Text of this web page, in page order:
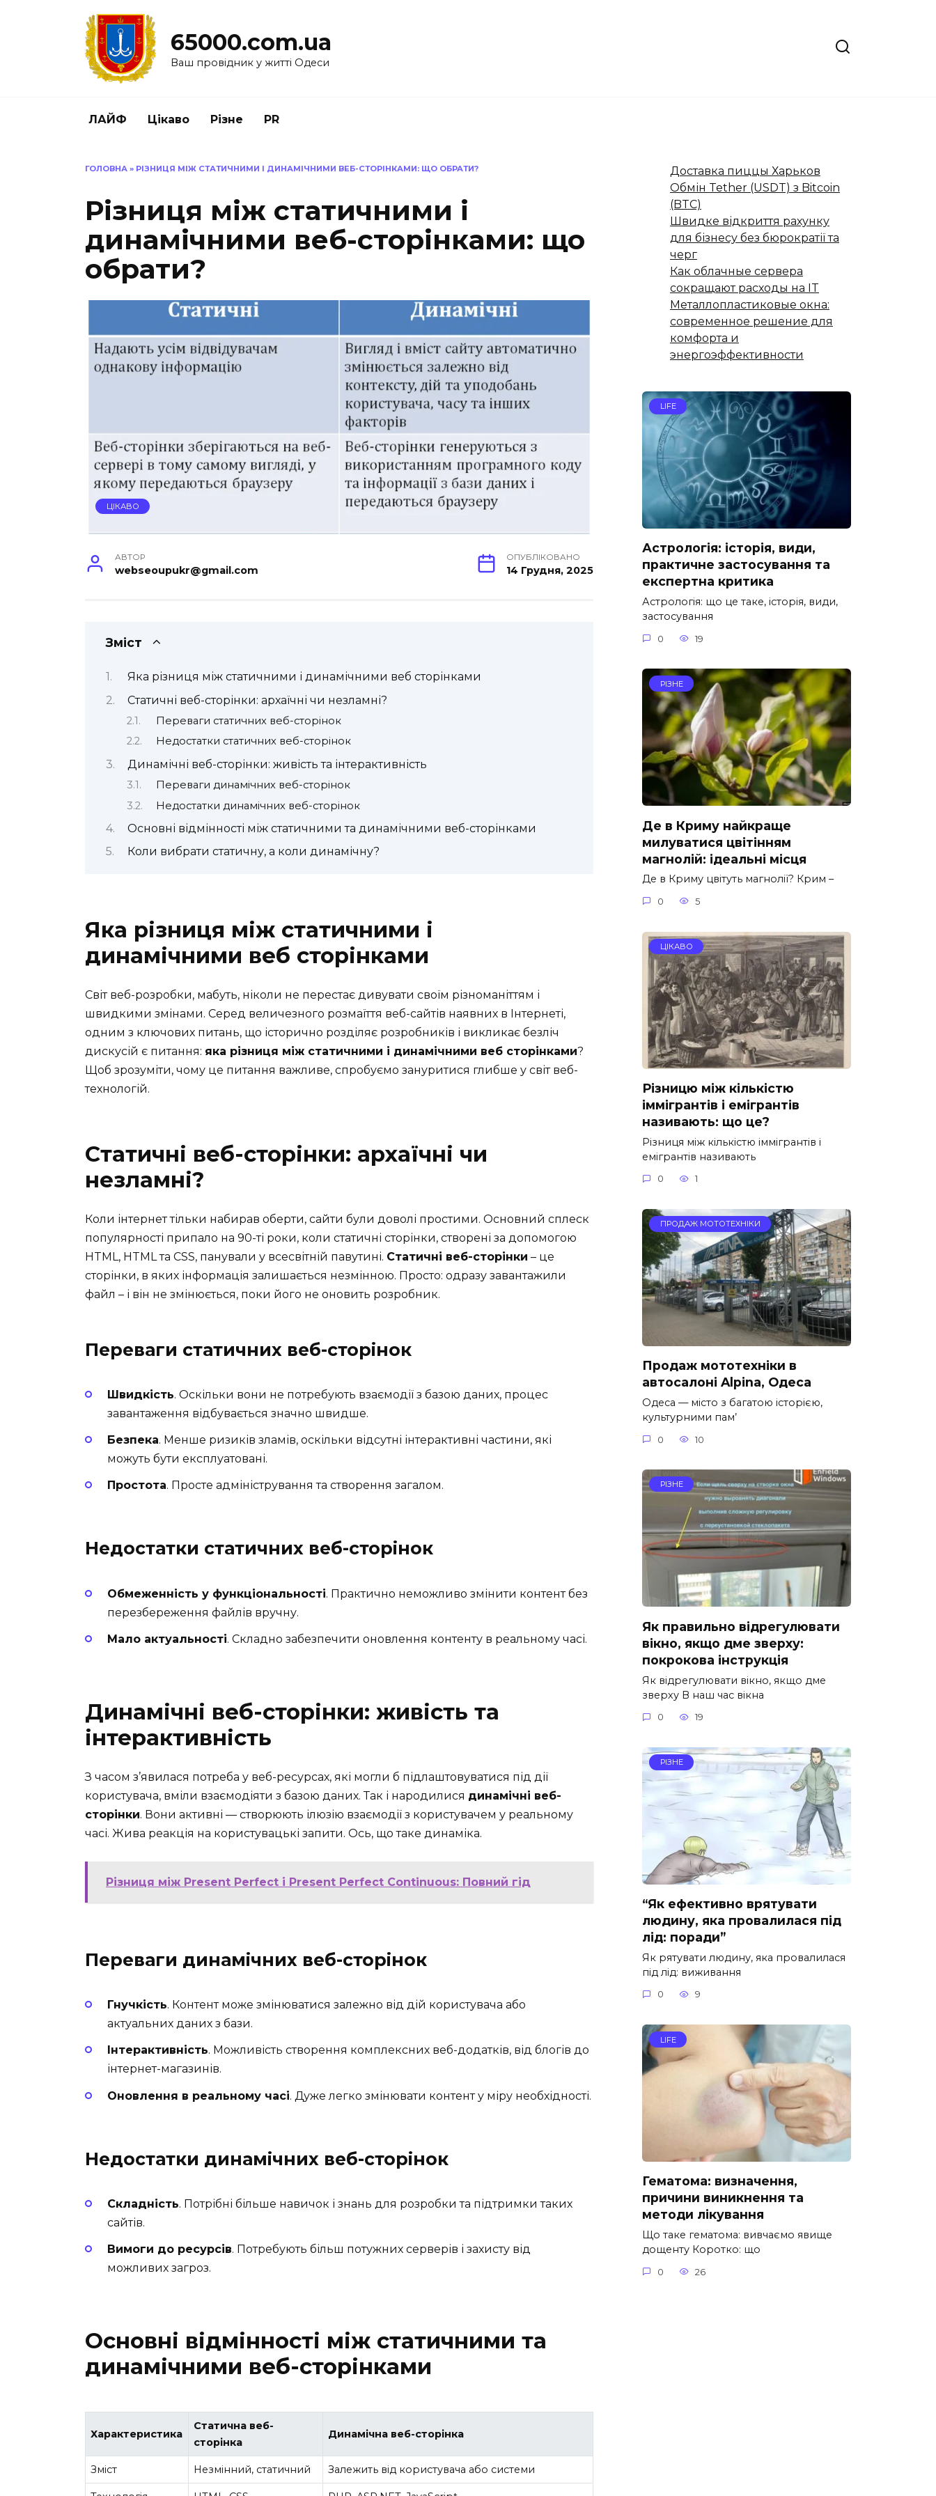
65000.com.ua
Ваш провідник у житті Одеси
ЛАЙФ Цікаво Різне PR
ГОЛОВНА » РІЗНИЦЯ МІЖ СТАТИЧНИМИ І ДИНАМІЧНИМИ ВЕБ-СТОРІНКАМИ: ЩО ОБРАТИ?
Різниця між статичними і
динамічними веб-сторінками: що
обрати?
ЦІКАВО
АВТОР
webseoupukr@gmail.com
ОПУБЛІКОВАНО
14 Грудня, 2025
Зміст
Яка різниця між статичними і динамічними веб сторінками
Статичні веб-сторінки: архаїчні чи незламні?
Переваги статичних веб-сторінок
Недостатки статичних веб-сторінок
Динамічні веб-сторінки: живість та інтерактивність
Переваги динамічних веб-сторінок
Недостатки динамічних веб-сторінок
Основні відмінності між статичними та динамічними веб-сторінками
Коли вибрати статичну, а коли динамічну?
Яка різниця між статичними і
динамічними веб сторінками
Світ веб-розробки, мабуть, ніколи не перестає дивувати своїм різноманіттям і
швидкими змінами. Серед величезного розмаїття веб-сайтів наявних в Інтернеті,
одним з ключових питань, що історично розділяє розробників і викликає безліч
дискусій є питання: яка різниця між статичними і динамічними веб сторінками?
Щоб зрозуміти, чому це питання важливе, спробуємо зануритися глибше у світ веб-
технологій.
Статичні веб-сторінки: архаїчні чи
незламні?
Коли інтернет тільки набирав оберти, сайти були доволі простими. Основний сплеск
популярності припало на 90-ті роки, коли статичні сторінки, створені за допомогою
HTML, HTML та CSS, панували у всесвітній павутині. Статичні веб-сторінки – це
сторінки, в яких інформація залишається незмінною. Просто: одразу завантажили
файл – і він не змінюється, поки його не оновить розробник.
Переваги статичних веб-сторінок
Швидкість. Оскільки вони не потребують взаємодії з базою даних, процес
завантаження відбувається значно швидше.
Безпека. Менше ризиків зламів, оскільки відсутні інтерактивні частини, які
можуть бути експлуатовані.
Простота. Просте адміністрування та створення загалом.
Недостатки статичних веб-сторінок
Обмеженність у функціональності. Практично неможливо змінити контент без
перезбереження файлів вручну.
Мало актуальності. Складно забезпечити оновлення контенту в реальному часі.
Динамічні веб-сторінки: живість та
інтерактивність
З часом з’явилася потреба у веб-ресурсах, які могли б підлаштовуватися під дії
користувача, вміли взаємодіяти з базою даних. Так і народилися динамічні веб-
сторінки. Вони активні — створюють ілюзію взаємодії з користувачем у реальному
часі. Жива реакція на користувацькі запити. Ось, що таке динаміка.
Різниця між Present Perfect і Present Perfect Continuous: Повний гід
Переваги динамічних веб-сторінок
Гнучкість. Контент може змінюватися залежно від дій користувача або
актуальних даних з бази.
Інтерактивність. Можливість створення комплексних веб-додатків, від блогів до
інтернет-магазинів.
Оновлення в реальному часі. Дуже легко змінювати контент у міру необхідності.
Недостатки динамічних веб-сторінок
Складність. Потрібні більше навичок і знань для розробки та підтримки таких
сайтів.
Вимоги до ресурсів. Потребують більш потужних серверів і захисту від
можливих загроз.
Основні відмінності між статичними та
динамічними веб-сторінками
Характеристика
Статична веб-
сторінка
Динамічна веб-сторінка
Зміст Незмінний, статичний Залежить від користувача або системи
Доставка пиццы Харьков
Обмін Tether (USDT) з Bitcoin
(BTC)
Швидке відкриття рахунку
для бізнесу без бюрократії та
черг
Как облачные сервера
сокращают расходы на IT
Металлопластиковые окна:
современное решение для
комфорта и
энергоэффективности
LIFE
Астрологія: історія, види,
практичне застосування та
експертна критика
Астрологія: що це таке, історія, види,
застосування
0 19
РІЗНЕ
Де в Криму найкраще
милуватися цвітінням
магнолій: ідеальні місця
Де в Криму цвітуть магнолії? Крим –
0 5
ЦІКАВО
Різницю між кількістю
іммігрантів і емігрантів
називають: що це?
Різниця між кількістю іммігрантів і
емігрантів називають
0 1
ПРОДАЖ МОТОТЕХНІКИ
Продаж мототехніки в
автосалоні Alpina, Одеса
Одеса — місто з багатою історією,
культурними пам’
0 10
РІЗНЕ
Як правильно відрегулювати
вікно, якщо дме зверху:
покрокова інструкція
Як відрегулювати вікно, якщо дме
зверху В наш час вікна
0 19
РІЗНЕ
“Як ефективно врятувати
людину, яка провалилася під
лід: поради”
Як рятувати людину, яка провалилася
під лід: виживання
0 9
LIFE
Гематома: визначення,
причини виникнення та
методи лікування
Що таке гематома: вивчаємо явище
дощенту Коротко: що
0 26